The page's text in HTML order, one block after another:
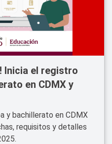
Inicia el registro
en CDMX y
y bachillerato en CDMX
requisitos y detalles